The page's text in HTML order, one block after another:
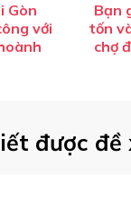
Gòn
với
Bạn
tốn
chợ
được đề